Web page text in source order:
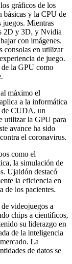
gráficos de los
básicas y la CPU de
juegos. Mientras
2D y 3D, y Nvidia
con imágenes.
consolas en utilizar
de juego.
la GPU como
máximo el
a la informática
de CUDA, un
utilizar la GPU para
avance ha sido
el coronavirus.
como el
la simulación de
Ujaldón destacó
la eficiencia en
de los pacientes.
videojuegos a
chips a científicos,
su liderazgo en
de la inteligencia
La
de datos se